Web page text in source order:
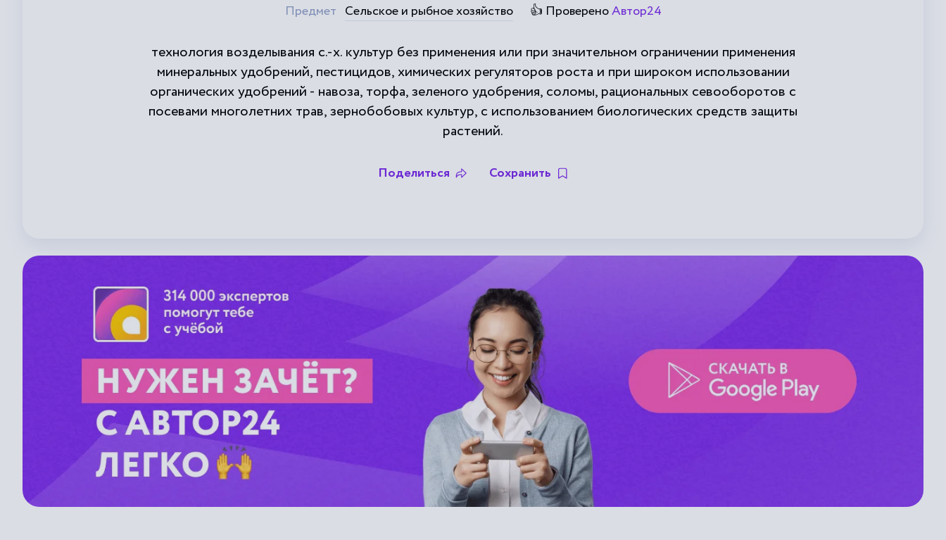
Предмет Сельское и рыбное хозяйство 👍 ПровереноАвтор24
технология возделывания с.-х. культур без применения или при значительном ограничении применения
минеральных удобрений, пестицидов, химических регуляторов роста и при широком использовании
органических удобрений - навоза, торфа, зеленого удобрения, соломы, рациональных севооборотов с
посевами многолетних трав, зернобобовых культур, с использованием биологических средств защиты
растений.
Поделиться Сохранить